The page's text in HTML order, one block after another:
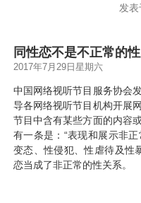
发表
同性恋不是不正常的
2017年7月29日星期六
中国网络视听节目服务协会
导各网络视听节目机构开展
节目中含有某些方面的内容
有一条是：“表现和展示非
变态、性侵犯、性虐待及性
恋当成了非正常的性关系。